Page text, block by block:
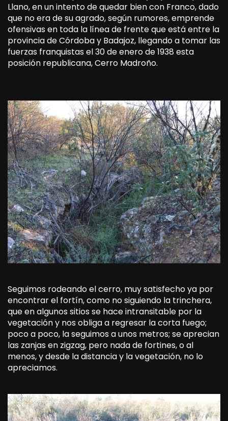
Llano, en un intento de quedar bien con Franco, dado
que no era de su agrado, según rumores, emprende
ofensivas en toda la línea de frente que está entre la
provincia de Córdoba y Badajoz, llegando a tomar las
fuerzas franquistas el 30 de enero de 1938 esta
posición republicana, Cerro Madroño.
Seguimos rodeando el cerro, muy satisfecho ya por
encontrar el fortín, como no siguiendo la trinchera,
que en algunos sitios se hace intransitable por la
vegetación y nos obliga a regresar la corta fuego;
poco a poco, la seguimos a unos metros; se aprecian
las zanjas en zigzag, pero nada de fortines, o al
menos, y desde la distancia y la vegetación, no lo
apreciamos.